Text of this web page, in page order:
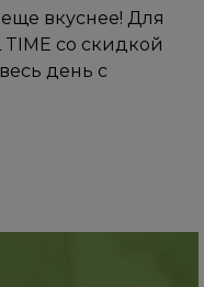
вкуснее! Для
со скидкой
день с